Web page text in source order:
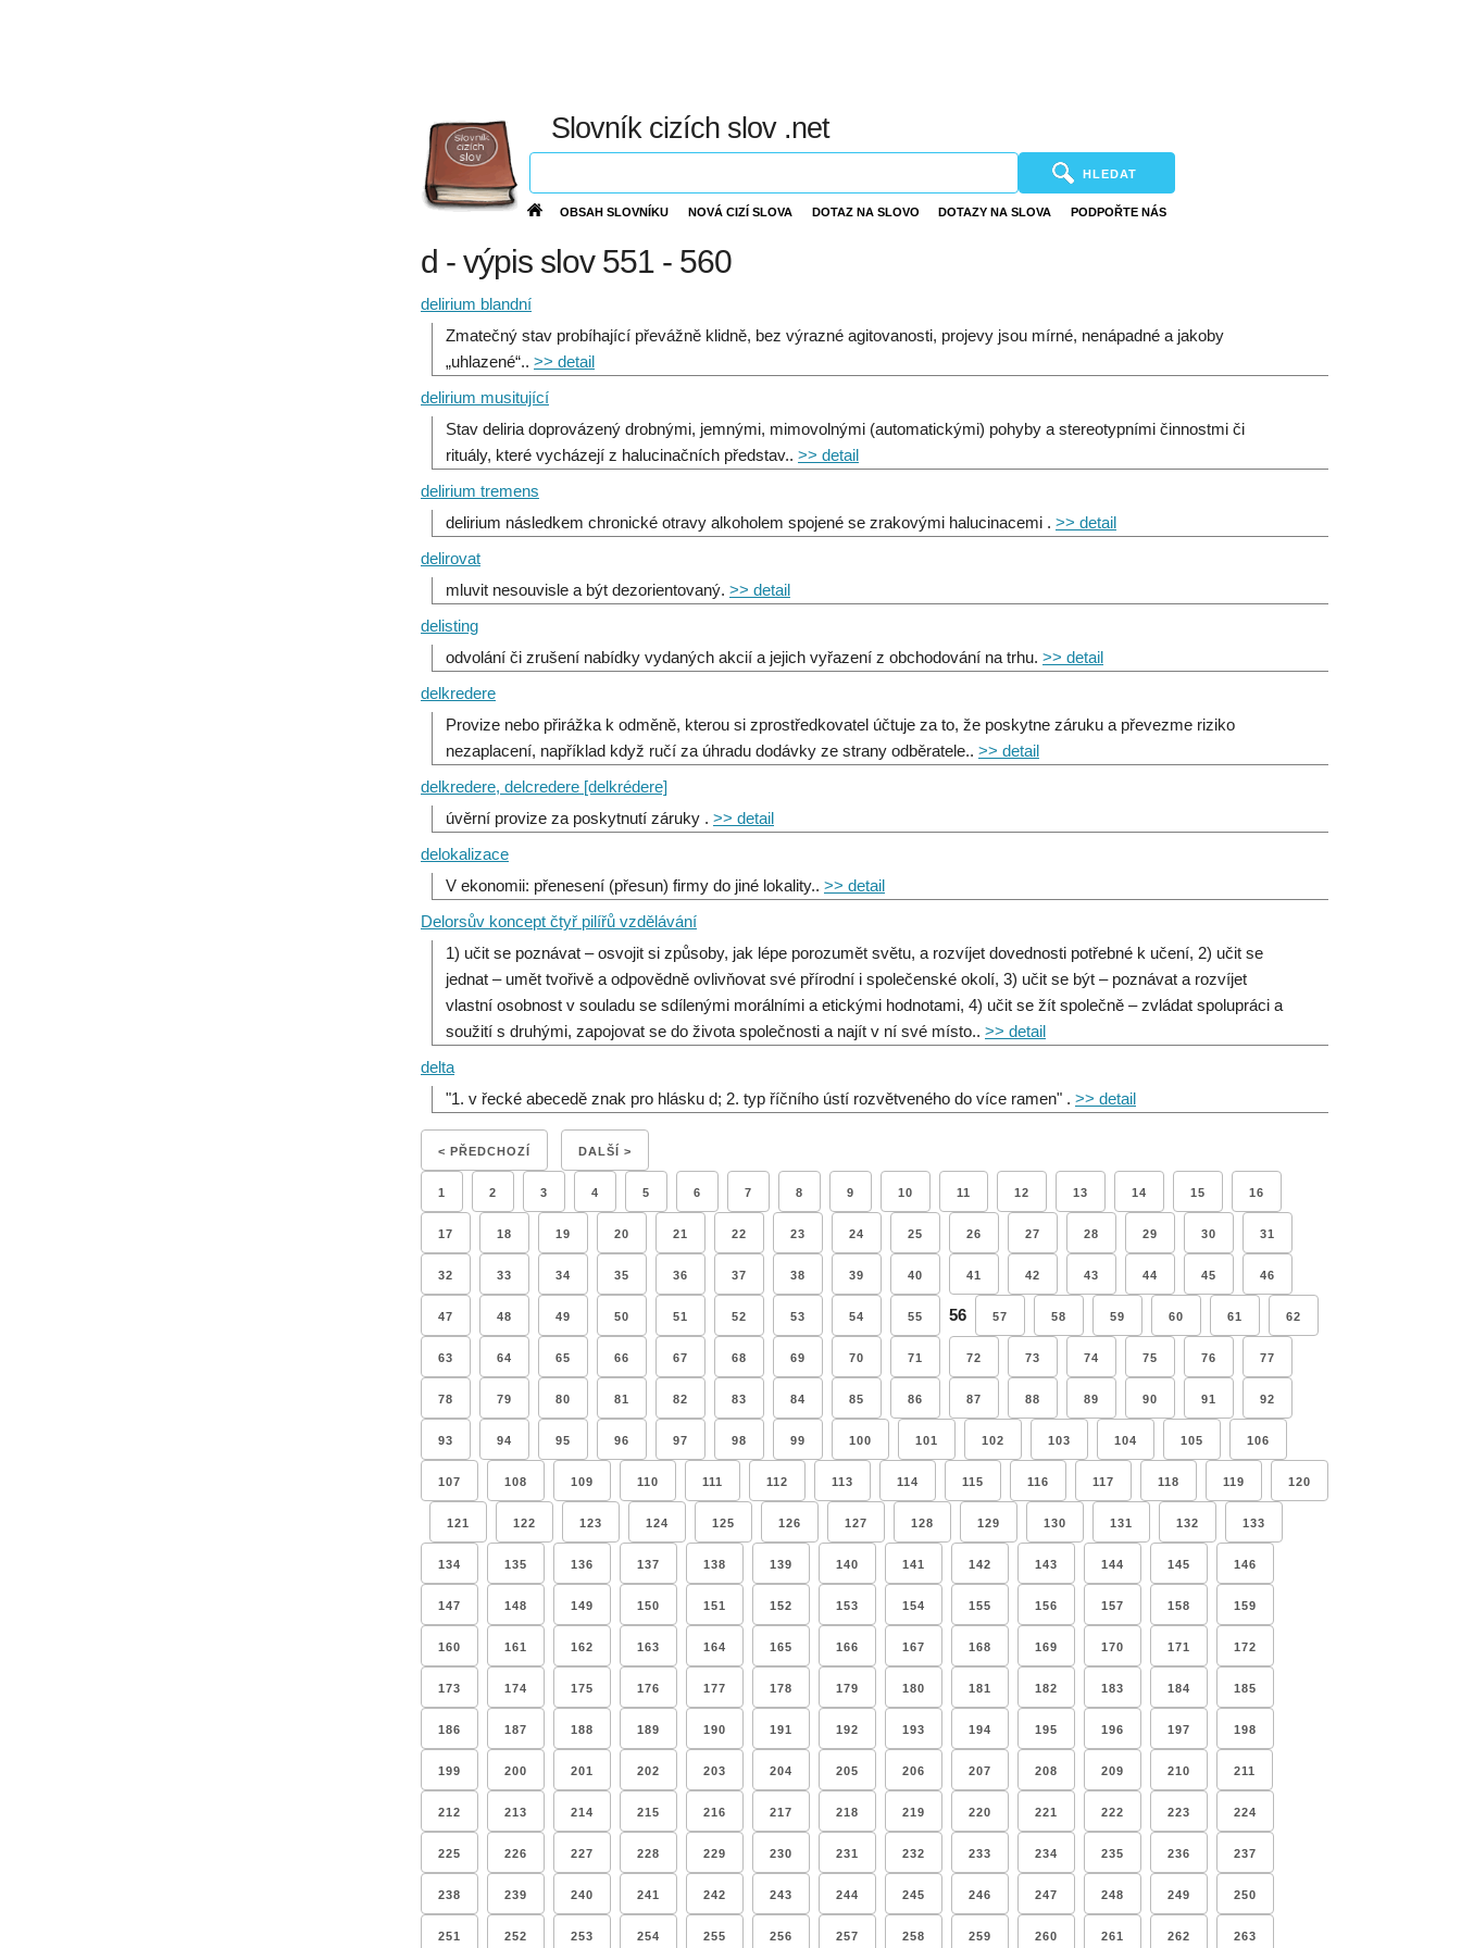
Slovník cizích slov .net
HLEDAT
OBSAH SLOVNÍKU NOVÁ CIZÍ SLOVA DOTAZ NA SLOVO DOTAZY NA SLOVA PODPOŘTE NÁS
d - výpis slov 551 - 560
delirium blandní
Zmatečný stav probíhající převážně klidně, bez výrazné agitovanosti, projevy jsou mírné, nenápadné a jakoby
„uhlazené“.. >> detail
delirium musitující
Stav deliria doprovázený drobnými, jemnými, mimovolnými (automatickými) pohyby a stereotypními činnostmi či
rituály, které vycházejí z halucinačních představ.. >> detail
delirium tremens
delirium následkem chronické otravy alkoholem spojené se zrakovými halucinacemi . >> detail
delirovat
mluvit nesouvisle a být dezorientovaný. >> detail
delisting
odvolání či zrušení nabídky vydaných akcií a jejich vyřazení z obchodování na trhu. >> detail
delkredere
Provize nebo přirážka k odměně, kterou si zprostředkovatel účtuje za to, že poskytne záruku a převezme riziko
nezaplacení, například když ručí za úhradu dodávky ze strany odběratele.. >> detail
delkredere, delcredere [delkrédere]
úvěrní provize za poskytnutí záruky . >> detail
delokalizace
V ekonomii: přenesení (přesun) firmy do jiné lokality.. >> detail
Delorsův koncept čtyř pilířů vzdělávání
1) učit se poznávat – osvojit si způsoby, jak lépe porozumět světu, a rozvíjet dovednosti potřebné k učení, 2) učit se
jednat – umět tvořivě a odpovědně ovlivňovat své přírodní i společenské okolí, 3) učit se být – poznávat a rozvíjet
vlastní osobnost v souladu se sdílenými morálními a etickými hodnotami, 4) učit se žít společně – zvládat spolupráci a
soužití s druhými, zapojovat se do života společnosti a najít v ní své místo.. >> detail
delta
"1. v řecké abecedě znak pro hlásku d; 2. typ říčního ústí rozvětveného do více ramen" . >> detail
< PŘEDCHOZÍ DALŠÍ >
1 2 3 4 5 6 7 8 9 10 11 12 13 14 15 16
17 18 19 20 21 22 23 24 25 26 27 28 29 30 31
32 33 34 35 36 37 38 39 40 41 42 43 44 45 46
47 48 49 50 51 52 53 54 55 56 57 58 59 60 61 62
63 64 65 66 67 68 69 70 71 72 73 74 75 76 77
78 79 80 81 82 83 84 85 86 87 88 89 90 91 92
93 94 95 96 97 98 99 100 101 102 103 104 105 106
107 108 109 110 111 112 113 114 115 116 117 118 119 120
121 122 123 124 125 126 127 128 129 130 131 132 133
134 135 136 137 138 139 140 141 142 143 144 145 146
147 148 149 150 151 152 153 154 155 156 157 158 159
160 161 162 163 164 165 166 167 168 169 170 171 172
173 174 175 176 177 178 179 180 181 182 183 184 185
186 187 188 189 190 191 192 193 194 195 196 197 198
199 200 201 202 203 204 205 206 207 208 209 210 211
212 213 214 215 216 217 218 219 220 221 222 223 224
225 226 227 228 229 230 231 232 233 234 235 236 237
238 239 240 241 242 243 244 245 246 247 248 249 250
251 252 253 254 255 256 257 258 259 260 261 262 263